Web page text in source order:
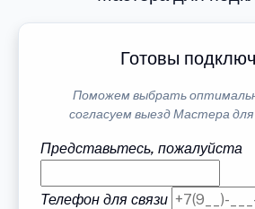
Готовы
Поможем выбрать
согласуем выезд Мастера
Представьтесь, пожалуйста
Телефон для связи